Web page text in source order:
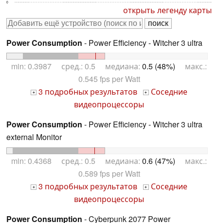
0
открыть легенду карты
Power Consumption - Power Efficiency - Witcher 3 ultra
min: 0.3987 сред.: 0.5 медиана: 0.5 (48%) макс.:
0.545 fps per Watt
+ 3 подробных результатов + Соседние
видеопроцессоры
Power Consumption - Power Efficiency - Witcher 3 ultra
external Monitor
min: 0.4368 сред.: 0.5 медиана: 0.6 (47%) макс.:
0.589 fps per Watt
+ 3 подробных результатов + Соседние
видеопроцессоры
Power Consumption - Cyberpunk 2077 Power